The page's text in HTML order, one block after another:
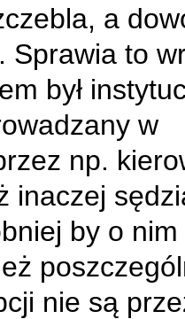
a
Sprawia to
był
w
np.
inaczej
by o nim
nie są